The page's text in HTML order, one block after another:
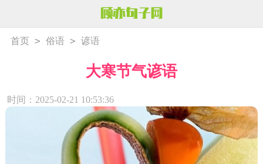
首页 > 俗语 > 谚语
大寒节气谚语
时间：2025-02-21 10:53:36